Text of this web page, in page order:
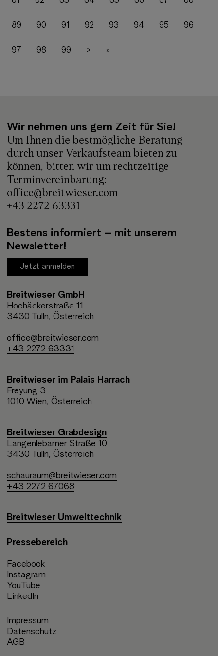
89 90 91 92 93 94 95 96
97 98 99 > »
Wir nehmen uns gern Zeit für Sie!
Um Ihnen die bestmögliche Beratung
durch unser Verkaufsteam bieten zu
können, bitten wir um rechtzeitige
Terminvereinbarung:
office@breitwieser.com
+43 2272 63331
Bestens informiert – mit unserem
Newsletter!
Jetzt anmelden
Breitwieser GmbH
Hochäckerstraße 11
3430 Tulln, Österreich
office@breitwieser.com
+43 2272 63331
Breitwieser im Palais Harrach
Freyung 3
1010 Wien, Österreich
Breitwieser Grabdesign
Langenlebarner Straße 10
3430 Tulln, Österreich
schauraum@breitwieser.com
+43 2272 67068
Breitwieser Umwelttechnik
Pressebereich
Facebook
Instagram
YouTube
LinkedIn
Impressum
Datenschutz
AGB